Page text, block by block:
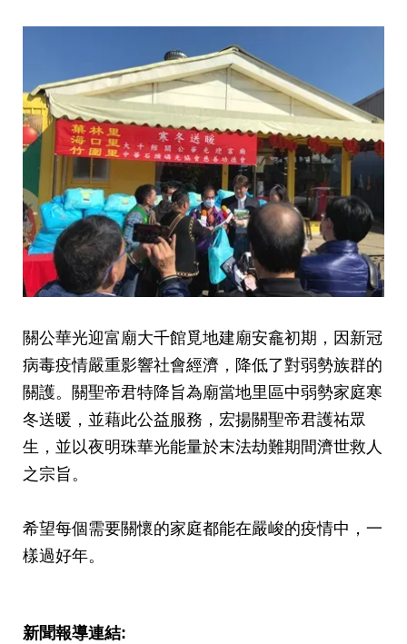
關公華光迎富廟大千館覓地建廟安龕初期 ，因新冠
病毒疫情嚴重影響社會經濟，降低了對弱勢族群的
關護。關聖帝君特降旨為廟當地里區中弱勢家庭寒
冬送暖，並藉此公益服務，宏揚關聖帝君護祐眾
生，並以夜明珠華光能量於末法劫難期間濟世救人
之宗旨。
希望每個需要關懷的家庭都能在嚴峻的疫情中，一
樣過好年。
新聞報導連結: